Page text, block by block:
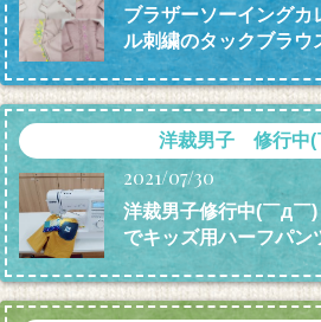
ブラザーソーイング
ル刺繍のタックブラウ
洋裁男子 修行中(
2021/07/30
洋裁男子修行中(￣д￣
でキッズ用ハーフパン